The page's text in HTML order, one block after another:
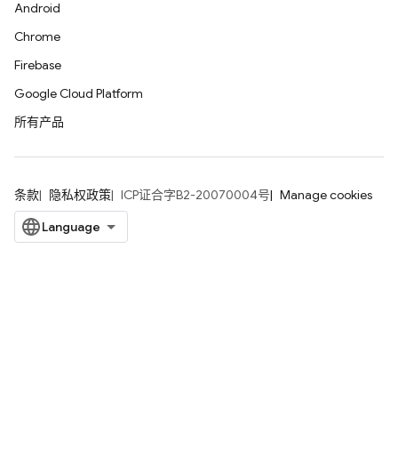
Android
Chrome
Firebase
Google Cloud Platform
所有产品
条款 隐私权政策 ICP证合字B2-20070004号 Manage cookies